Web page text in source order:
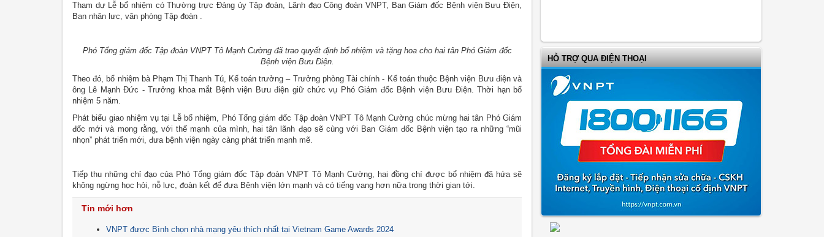
Tham dự Lễ bổ nhiệm có Thường trực Đảng ủy Tập đoàn, Lãnh đạo Công đoàn VNPT, Ban Giám đốc Bệnh viện Bưu Điện,
Ban nhân lưc, văn phòng Tập đoàn .
Phó Tổng giám đốc Tập đoàn VNPT Tô Mạnh Cường đã trao quyết định bổ nhiệm và tặng hoa cho hai tân Phó Giám đốc
Bệnh viện Bưu Điện.
Theo đó, bổ nhiệm bà Phạm Thị Thanh Tú, Kế toán trưởng – Trưởng phòng Tài chính - Kế toán thuộc Bệnh viện Bưu điện và
ông Lê Mạnh Đức - Trưởng khoa mắt Bệnh viện Bưu điện giữ chức vụ Phó Giám đốc Bệnh viện Bưu Điện. Thời hạn bổ
nhiệm 5 năm.
Phát biểu giao nhiệm vụ tại Lễ bổ nhiệm, Phó Tổng giám đốc Tập đoàn VNPT Tô Mạnh Cường chúc mừng hai tân Phó Giám
đốc mới và mong rằng, với thế mạnh của mình, hai tân lãnh đạo sẽ cùng với Ban Giám đốc Bệnh viện tạo ra những “mũi
nhọn” phát triển mới, đưa bệnh viện ngày càng phát triển mạnh mẽ.
Tiếp thu những chỉ đạo của Phó Tổng giám đốc Tập đoàn VNPT Tô Mạnh Cường, hai đồng chí được bổ nhiệm đã hứa sẽ
không ngừng học hỏi, nỗ lực, đoàn kết để đưa Bệnh viện lớn mạnh và có tiếng vang hơn nữa trong thời gian tới.
Tin mới hơn
VNPT được Bình chọn nhà mạng yêu thích nhất tại Vietnam Game Awards 2024
HỖ TRỢ QUA ĐIỆN THOẠI